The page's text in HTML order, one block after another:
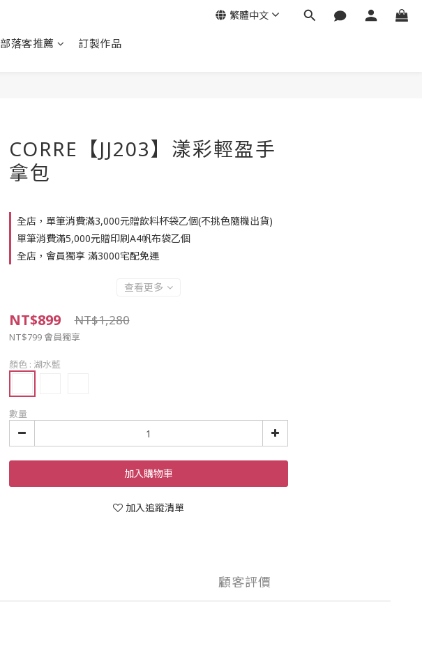
部落客推薦 訂製作品
繁體中文
CORRE【JJ203】漾彩輕盈手
拿包
全店，單筆消費滿3,000元贈飲料杯袋乙個(不挑色隨機出貨)
單筆消費滿5,000元贈印刷A4帆布袋乙個
全店，會員獨享 滿3000宅配免運
查看更多
NT$899 NT$1,280
NT$799會員獨享
顏色 : 湖水藍
數量
加入購物車
加入追蹤清單
顧客評價